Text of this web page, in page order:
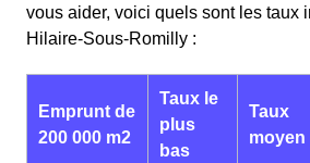
vous aider, voici quels sont les taux
Hilaire-Sous-Romilly :
Emprunt de
200 000 m2
Taux le
plus
bas
Taux
moyen